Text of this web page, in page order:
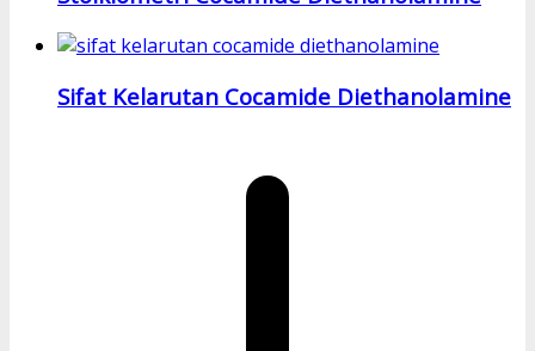
Sifat Kelarutan Cocamide Diethanolamine